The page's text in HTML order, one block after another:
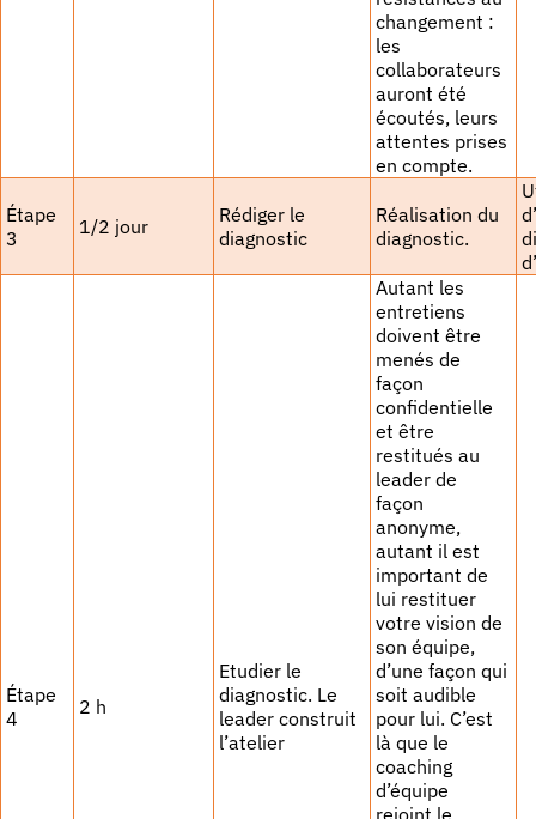
changement :
les
collaborateurs
auront été
écoutés, leurs
attentes prises
en compte.
Étape
3
1/2 jour
Rédiger le
diagnostic
Réalisation du
diagnostic.
Étape
4
2 h
Etudier le
diagnostic. Le
leader construit
l’atelier
Autant les
entretiens
doivent être
menés de
façon
confidentielle
et être
restitués au
leader de
façon
anonyme,
autant il est
important de
lui restituer
votre vision de
son équipe,
d’une façon qui
soit audible
pour lui. C’est
là que le
coaching
d’équipe